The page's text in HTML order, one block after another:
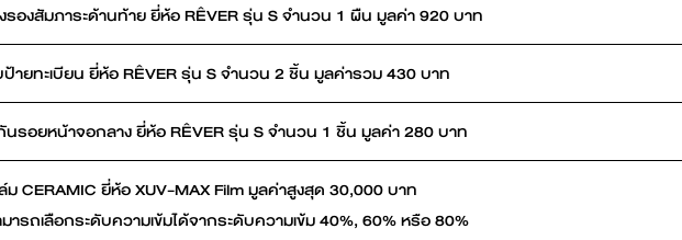
รองสัมภาระด้านท้าย ยี่ห้อ RÊVER รุ่น S จำนวน 1 ผืน มูลค่า 920 บาท
ายทะเบียน ยี่ห้อ RÊVER รุ่น S จำนวน 2 ชิ้น มูลค่ารวม 430 บาท
รอยหน้าจอกลาง ยี่ห้อ RÊVER รุ่น S จำนวน 1 ชิ้น มูลค่า 280 บาท
CERAMIC ยี่ห้อ XUV-MAX Film มูลค่าสูงสุด 30,000 บาท
ารถเลือกระดับความเข้มได้จากระดับความเข้ม 40%, 60% หรือ 80%